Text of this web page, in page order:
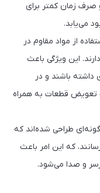
صرف زمان کمتر برای
می‌یابد.
از مواد مقاوم در
این ویژگی باعث
باشند و در
تعویض قطعات به همراه
طراحی شده‌اند که
که این امر باعث
و صدا می‌شود.